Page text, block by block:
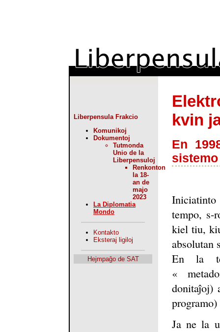
Liberpensula Frakcio
Komunikoj
Dokumentoj
Tutmonda
Unio de la
Liberpensuloj
Renkonton
la 18-
an de
majo
2023
La Diplomatia
Mondo
Kontakto
Eksteraj ligiloj
Hejmpaĝo de SAT
kvin
En
tempo, s-
kiel tiu,
absolutan
En la
«
donitaĵoj)
Ja ne la